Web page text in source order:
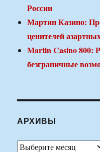
России
Мартин Казино:
ценителей
Martin Casino 800:
безграничные
АРХИВЫ
Архивы